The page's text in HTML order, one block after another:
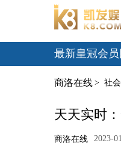
最新皇冠会
商洛在线 > 社会
天天实时
商洛在线 2023-